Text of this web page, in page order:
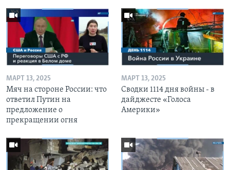
МАРТ 13, 2025
Мяч на стороне России: что
ответил Путин на
предложение о
прекращении огня
МАРТ 13, 2025
Сводки 1114 дня войны - в
дайджесте «Голоса
Америки»